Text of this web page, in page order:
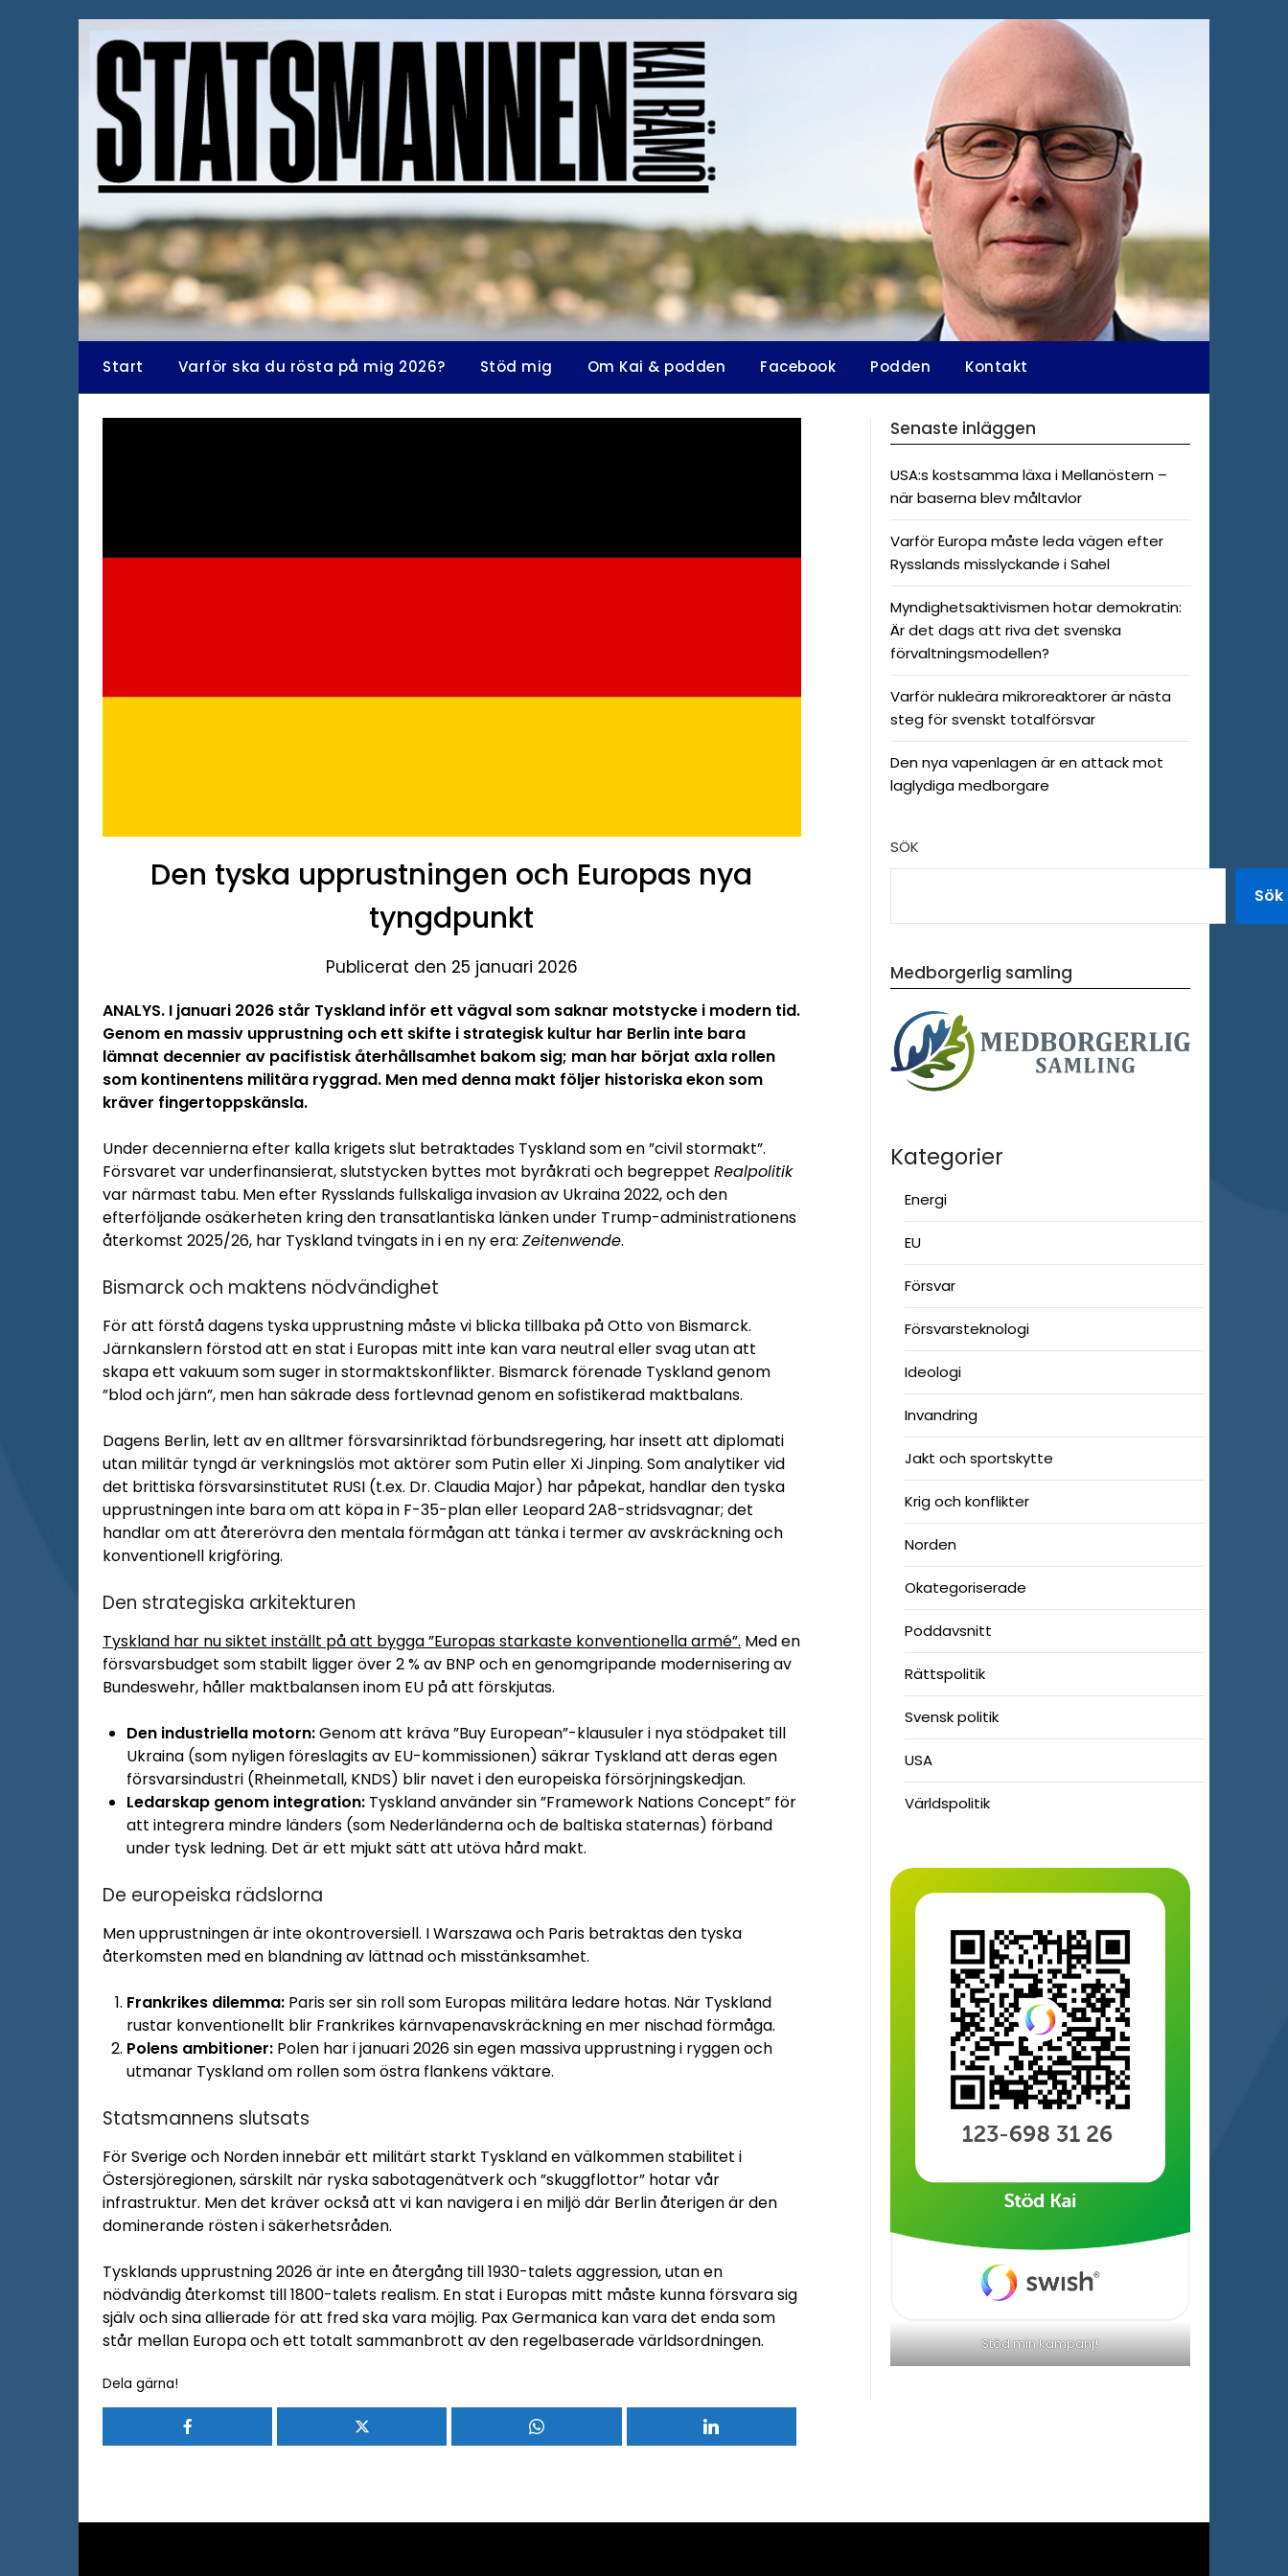
Start Varför ska du rösta på mig 2026? Stöd mig Om Kai & podden Facebook Podden Kontakt
Den tyska upprustningen och Europas nya
tyngdpunkt
Publicerat den 25 januari 2026
ANALYS. I januari 2026 står Tyskland inför ett vägval som saknar motstycke i modern tid.
Genom en massiv upprustning och ett skifte i strategisk kultur har Berlin inte bara
lämnat decennier av pacifistisk återhållsamhet bakom sig; man har börjat axla rollen
som kontinentens militära ryggrad. Men med denna makt följer historiska ekon som
kräver fingertoppskänsla.
Under decennierna efter kalla krigets slut betraktades Tyskland som en ”civil stormakt”.
Försvaret var underfinansierat, slutstycken byttes mot byråkrati och begreppet Realpolitik
var närmast tabu. Men efter Rysslands fullskaliga invasion av Ukraina 2022, och den
efterföljande osäkerheten kring den transatlantiska länken under Trump-administrationens
återkomst 2025/26, har Tyskland tvingats in i en ny era: Zeitenwende.
Bismarck och maktens nödvändighet
För att förstå dagens tyska upprustning måste vi blicka tillbaka på Otto von Bismarck.
Järnkanslern förstod att en stat i Europas mitt inte kan vara neutral eller svag utan att
skapa ett vakuum som suger in stormaktskonflikter. Bismarck förenade Tyskland genom
”blod och järn”, men han säkrade dess fortlevnad genom en sofistikerad maktbalans.
Dagens Berlin, lett av en alltmer försvarsinriktad förbundsregering, har insett att diplomati
utan militär tyngd är verkningslös mot aktörer som Putin eller Xi Jinping. Som analytiker vid
det brittiska försvarsinstitutet RUSI (t.ex. Dr. Claudia Major) har påpekat, handlar den tyska
upprustningen inte bara om att köpa in F-35-plan eller Leopard 2A8-stridsvagnar; det
handlar om att återerövra den mentala förmågan att tänka i termer av avskräckning och
konventionell krigföring.
Den strategiska arkitekturen
Tyskland har nu siktet inställt på att bygga ”Europas starkaste konventionella armé”. Med en
försvarsbudget som stabilt ligger över 2 % av BNP och en genomgripande modernisering av
Bundeswehr, håller maktbalansen inom EU på att förskjutas.
Den industriella motorn:Genom att kräva ”Buy European”-klausuler i nya stödpaket till
Ukraina (som nyligen föreslagits av EU-kommissionen) säkrar Tyskland att deras egen
försvarsindustri (Rheinmetall, KNDS) blir navet i den europeiska försörjningskedjan.
Ledarskap genom integration: Tyskland använder sin ”Framework Nations Concept” för
att integrera mindre länders (som Nederländerna och de baltiska staternas) förband
under tysk ledning. Det är ett mjukt sätt att utöva hård makt.
De europeiska rädslorna
Men upprustningen är inte okontroversiell. I Warszawa och Paris betraktas den tyska
återkomsten med en blandning av lättnad och misstänksamhet.
Frankrikes dilemma: Paris ser sin roll som Europas militära ledare hotas. När Tyskland
rustar konventionellt blir Frankrikes kärnvapenavskräckning en mer nischad förmåga.
Polens ambitioner: Polen har i januari 2026 sin egen massiva upprustning i ryggen och
utmanar Tyskland om rollen som östra flankens väktare.
Statsmannens slutsats
För Sverige och Norden innebär ett militärt starkt Tyskland en välkommen stabilitet i
Östersjöregionen, särskilt när ryska sabotagenätverk och ”skuggflottor” hotar vår
infrastruktur. Men det kräver också att vi kan navigera i en miljö där Berlin återigen är den
dominerande rösten i säkerhetsråden.
Tysklands upprustning 2026 är inte en återgång till 1930-talets aggression, utan en
nödvändig återkomst till 1800-talets realism. En stat i Europas mitt måste kunna försvara sig
själv och sina allierade för att fred ska vara möjlig. Pax Germanica kan vara det enda som
står mellan Europa och ett totalt sammanbrott av den regelbaserade världsordningen.
Dela gärna!
Senaste inläggen
USA:s kostsamma läxa i Mellanöstern –
när baserna blev måltavlor
Varför Europa måste leda vägen efter
Rysslands misslyckande i Sahel
Myndighetsaktivismen hotar demokratin:
Är det dags att riva det svenska
förvaltningsmodellen?
Varför nukleära mikroreaktorer är nästa
steg för svenskt totalförsvar
Den nya vapenlagen är en attack mot
laglydiga medborgare
SÖK
Sök
Medborgerlig samling
Kategorier
Energi
EU
Försvar
Försvarsteknologi
Ideologi
Invandring
Jakt och sportskytte
Krig och konflikter
Norden
Okategoriserade
Poddavsnitt
Rättspolitik
Svensk politik
USA
Världspolitik
Stöd min kampanj!